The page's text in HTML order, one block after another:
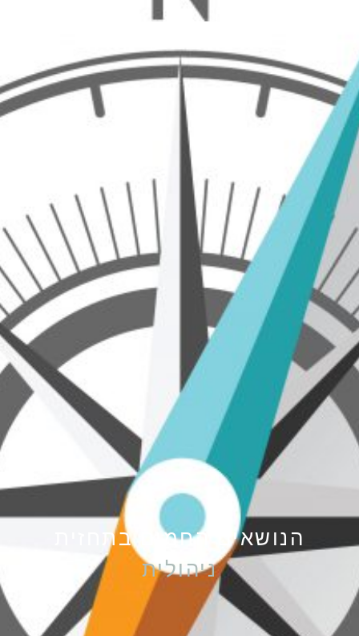
הנושאים החמים בתחזית
ניהולית